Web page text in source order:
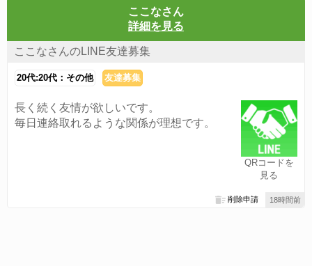
ここなさん
詳細を見る
ここなさんのLINE友達募集
20代:20代：その他 友達募集
QRコードを
見る
長く続く友情が欲しいです。
毎日連絡取れるような関係が理想です。
18時間前
削除申請